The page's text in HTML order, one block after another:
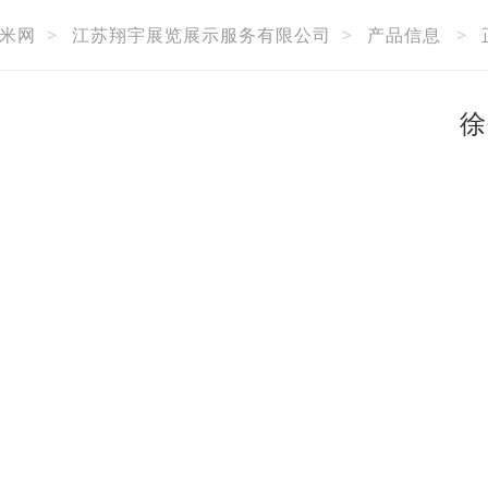
网 > 江苏翔宇展览展示服务有限公司 > 产品信息 >